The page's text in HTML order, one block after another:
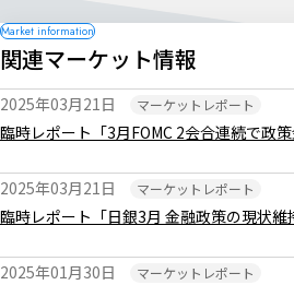
関連マーケット情報
臨時レポート「3月FOMC 2会合連続で政
2025年03月21日 マーケットレポート
臨時レポート「日銀3月 金融政策の現状維
2025年03月21日 マーケットレポート
2025年01月30日 マーケットレポート